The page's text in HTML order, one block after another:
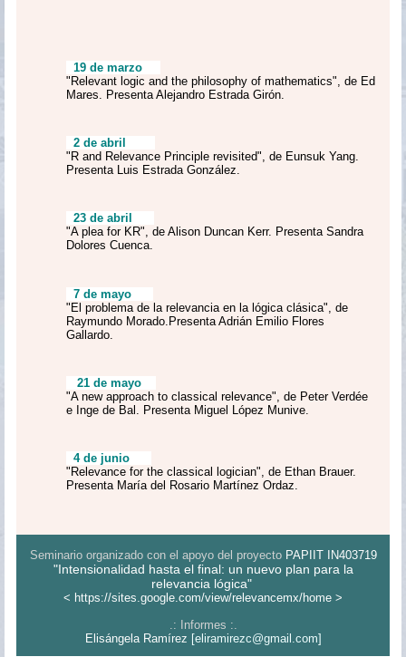
19 de marzo
"Relevant logic and the philosophy of mathematics", de Ed
Mares. Presenta Alejandro Estrada Girón.
2 de abril
"R and Relevance Principle revisited", de Eunsuk Yang.
Presenta Luis Estrada González.
23 de abril
"A plea for KR", de Alison Duncan Kerr. Presenta Sandra
Dolores Cuenca.
7 de mayo
"El problema de la relevancia en la lógica clásica", de
Raymundo Morado.Presenta Adrián Emilio Flores
Gallardo.
21 de mayo
"A new approach to classical relevance", de Peter Verdée
e Inge de Bal. Presenta Miguel López Munive.
4 de junio
"Relevance for the classical logician", de Ethan Brauer.
Presenta María del Rosario Martínez Ordaz.
Seminario organizado con el apoyo del proyectoPAPIIT IN403719
"Intensionalidad hasta el final: un nuevo plan para la
relevancia lógica"
< https://sites.google.com/view/relevancemx/home >
.: Informes :.
Elisángela Ramírez [eliramirezc@gmail.com]